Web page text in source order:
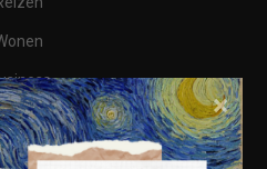
Varia
×